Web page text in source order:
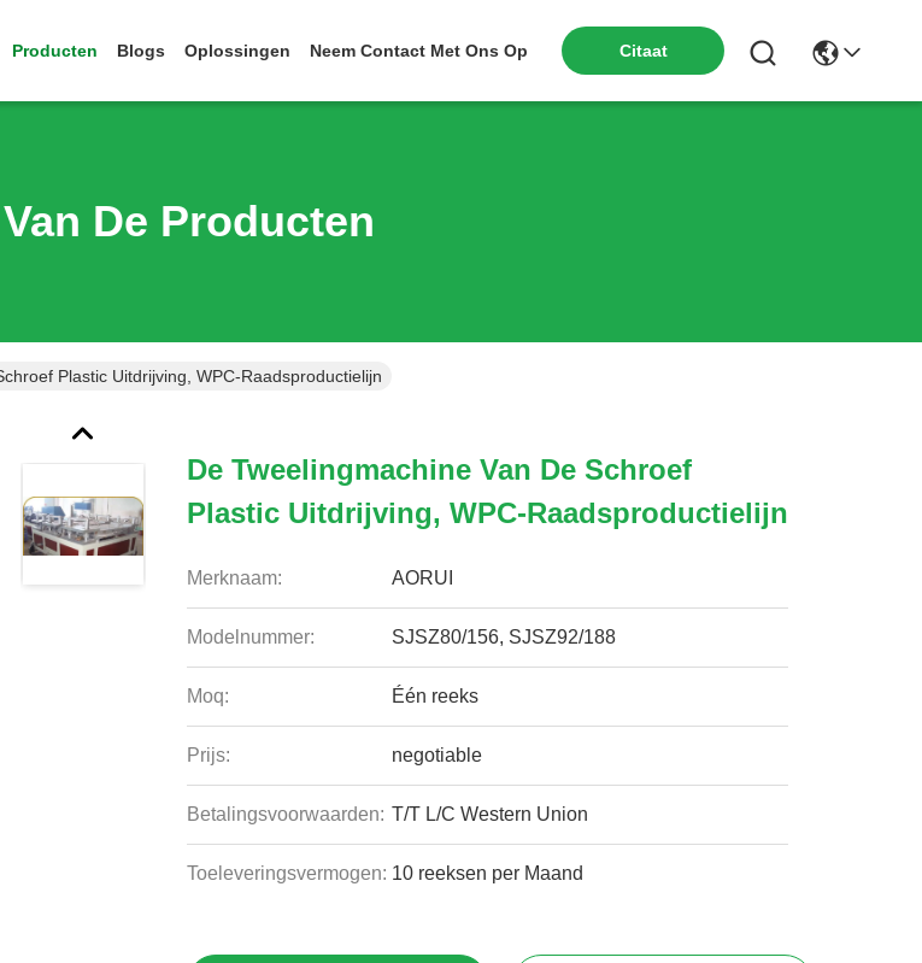
Producten Blogs Oplossingen Neem Contact Met Ons Op Citaat
De Producten
Plastic Uitdrijving, WPC-Raadsproductielijn
De Tweelingmachine Van De Schroef
Plastic Uitdrijving, WPC-Raadsproductielijn
Merknaam: AORUI
Modelnummer: SJSZ80/156, SJSZ92/188
Moq: Één reeks
Prijs: negotiable
Betalingsvoorwaarden: T/T L/C Western Union
Toeleveringsvermogen: 10 reeksen per Maand